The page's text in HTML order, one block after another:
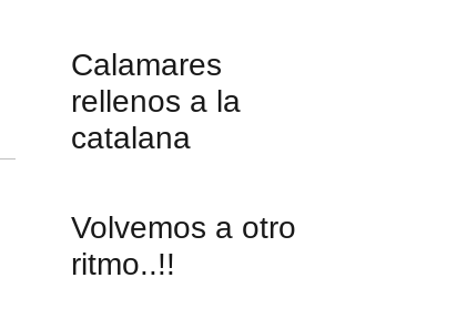
Calamares
rellenos a la
catalana
Volvemos a otro
ritmo..!!